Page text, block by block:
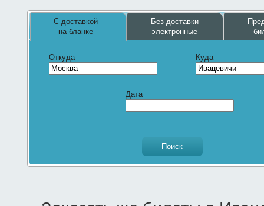
С доставкой
на бланке
Без доставки
электронные
Откуда Куда
Дата